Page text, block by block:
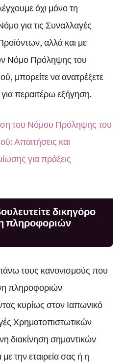
όχι μόνο τη
για τις Συναλλαγές
αλλά και με
Νόμο Πρόληψης του
μπορείτε να ανατρέξετε
περαιτέρω εξήγηση.
του Νόμου Πρόληψης του
Απαιτήσεις και
για πράξεις
δικηγόρο
πληροφοριών
τους κανονισμούς που
πληροφοριών
κυρίως στον Ιαπωνικό
Χρηματοπιστωτικών
διακίνηση σημαντικών
την εταιρεία σας ή η